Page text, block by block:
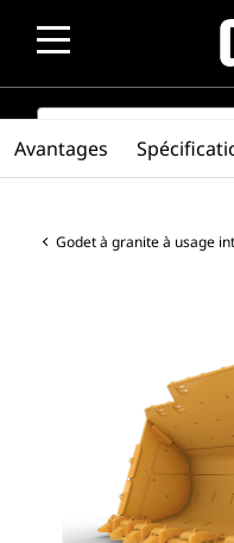
SEARCH
Godet à granite à usage
Avantages